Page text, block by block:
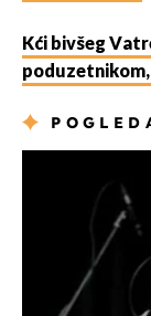
Kći bivšeg